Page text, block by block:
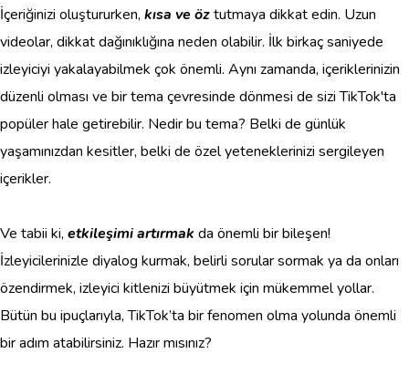
İçeriğinizi oluştururken, kısa ve öztutmaya dikkat edin. Uzun
videolar, dikkat dağınıklığına neden olabilir. İlk birkaç saniyede
izleyiciyi yakalayabilmek çok önemli. Aynı zamanda, içeriklerinizin
düzenli olması ve bir tema çevresinde dönmesi de sizi TikTok'ta
popüler hale getirebilir. Nedir bu tema? Belki de günlük
yaşamınızdan kesitler, belki de özel yeteneklerinizi sergileyen
içerikler.
Ve tabii ki, etkileşimi artırmak da önemli bir bileşen!
İzleyicilerinizle diyalog kurmak, belirli sorular sormak ya da onları
özendirmek, izleyici kitlenizi büyütmek için mükemmel yollar.
Bütün bu ipuçlarıyla, TikTok’ta bir fenomen olma yolunda önemli
bir adım atabilirsiniz. Hazır mısınız?